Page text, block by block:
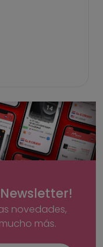
novedades,
más.